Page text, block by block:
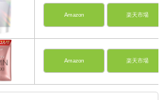
Amazon 楽天市場
Amazon 楽天市場